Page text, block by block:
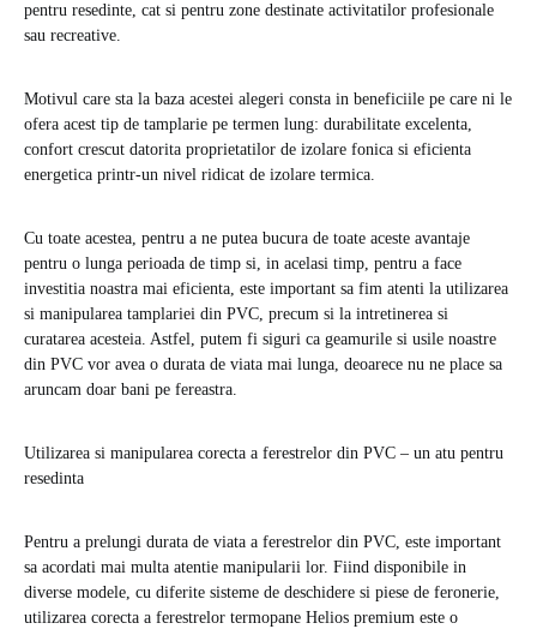
pentru resedinte, cat si pentru zone destinate activitatilor profesionale
sau recreative.
Motivul care sta la baza acestei alegeri consta in beneficiile pe care ni le
ofera acest tip de tamplarie pe termen lung: durabilitate excelenta,
confort crescut datorita proprietatilor de izolare fonica si eficienta
energetica printr-un nivel ridicat de izolare termica.
Cu toate acestea, pentru a ne putea bucura de toate aceste avantaje
pentru o lunga perioada de timp si, in acelasi timp, pentru a face
investitia noastra mai eficienta, este important sa fim atenti la utilizarea
si manipularea tamplariei din PVC, precum si la intretinerea si
curatarea acesteia. Astfel, putem fi siguri ca geamurile si usile noastre
din PVC vor avea o durata de viata mai lunga, deoarece nu ne place sa
aruncam doar bani pe fereastra.
Utilizarea si manipularea corecta a ferestrelor din PVC – un atu pentru
resedinta
Pentru a prelungi durata de viata a ferestrelor din PVC, este important
sa acordati mai multa atentie manipularii lor. Fiind disponibile in
diverse modele, cu diferite sisteme de deschidere si piese de feronerie,
utilizarea corecta a ferestrelor termopane Helios premium este o